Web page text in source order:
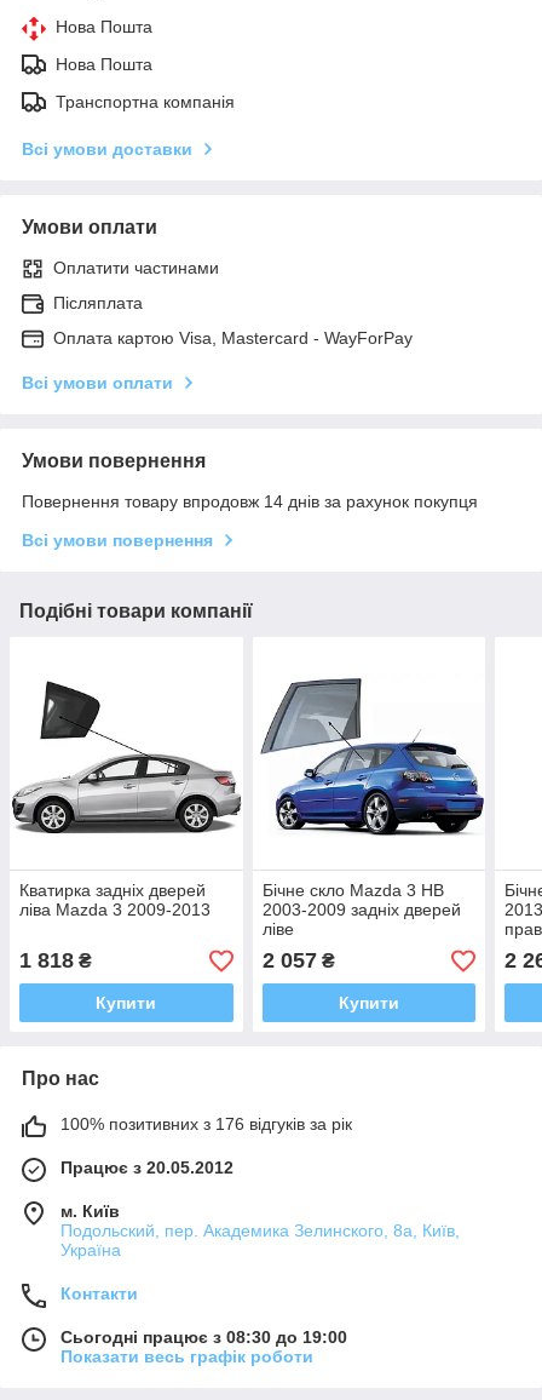
Нова Пошта
Нова Пошта
Транспортна компанія
Всі умови доставки
Умови оплати
Оплатити частинами
Післяплата
Оплата картою Visa, Mastercard - WayForPay
Всі умови оплати
Умови повернення
Повернення товару впродовж 14 днів за рахунок покупця
Всі умови повернення
Подібні товари компанії
Кватирка задніх дверей
ліва Mazda 3 2009-2013
1 818 ₴
Купити
Бічне скло Mazda 3 HB
2003-2009 задніх дверей
ліве
2 057₴
Купити
2
Про нас
100% позитивних з 176 відгуків за рік
Працює з 20.05.2012
м. Київ
Подольский, пер. Академика Зелинского, 8а, Київ,
Україна
Контакти
Сьогодні працює з 08:30 до 19:00
Показати весь графік роботи